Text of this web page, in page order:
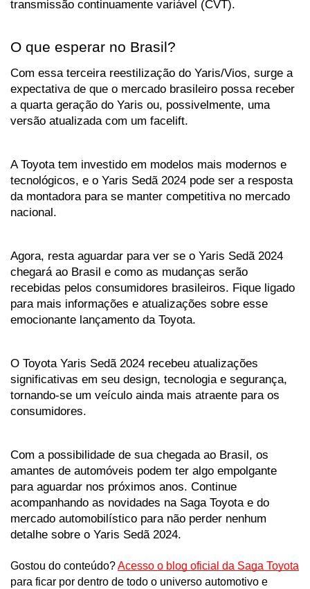
transmissão continuamente variável (CVT).
O que esperar no Brasil?
Com essa terceira reestilização do Yaris/Vios, surge a
expectativa de que o mercado brasileiro possa receber
a quarta geração do Yaris ou, possivelmente, uma
versão atualizada com um facelift.
A Toyota tem investido em modelos mais modernos e
tecnológicos, e o Yaris Sedã 2024 pode ser a resposta
da montadora para se manter competitiva no mercado
nacional.
Agora, resta aguardar para ver se o Yaris Sedã 2024
chegará ao Brasil e como as mudanças serão
recebidas pelos consumidores brasileiros. Fique ligado
para mais informações e atualizações sobre esse
emocionante lançamento da Toyota.
O Toyota Yaris Sedã 2024 recebeu atualizações
significativas em seu design, tecnologia e segurança,
tornando-se um veículo ainda mais atraente para os
consumidores.
Com a possibilidade de sua chegada ao Brasil, os
amantes de automóveis podem ter algo empolgante
para aguardar nos próximos anos. Continue
acompanhando as novidades na Saga Toyota e do
mercado automobilístico para não perder nenhum
detalhe sobre o Yaris Sedã 2024.
Gostou do conteúdo? Acesso o blog oficial da Saga Toyota
para ficar por dentro de todo o universo automotivo e